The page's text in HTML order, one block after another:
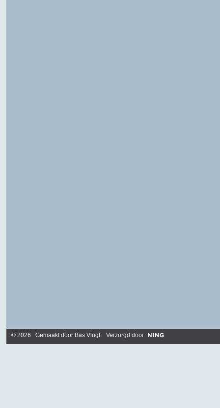
© 2026 Gemaakt door Bas Vlugt. Verzorgd door